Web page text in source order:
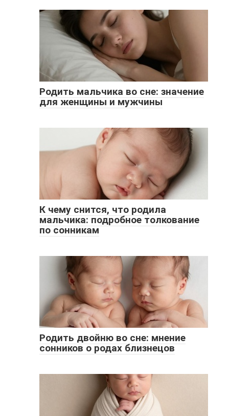
Родить мальчика во сне: значение
для женщины и мужчины
К чему снится, что родила
мальчика: подробное толкование
по сонникам
Родить двойню во сне: мнение
сонников о родах близнецов